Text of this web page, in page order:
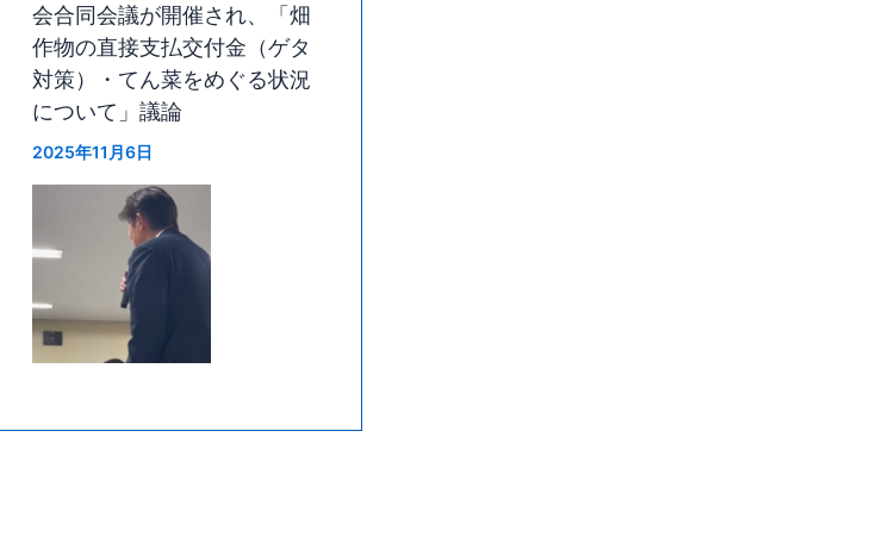
会合同会議が開催され、「畑
作物の直接支払交付金（ゲタ
対策）・てん菜をめぐる状況
について」議論
2025年11月6日